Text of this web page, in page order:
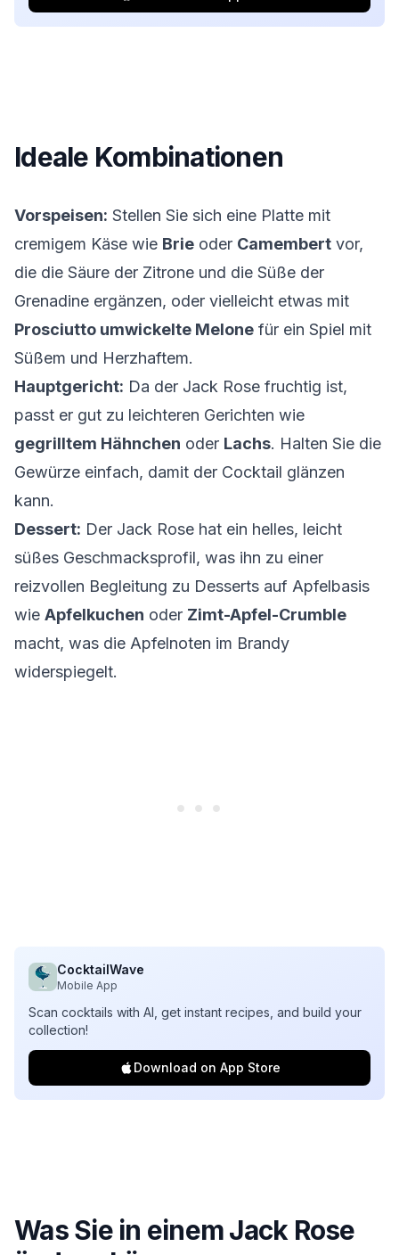
Ideale Kombinationen
Vorspeisen: Stellen Sie sich eine Platte mit
cremigem Käse wie Brie oder Camembert vor,
die die Säure der Zitrone und die Süße der
Grenadine ergänzen, oder vielleicht etwas mit
Prosciutto umwickelte Melone für ein Spiel mit
Süßem und Herzhaftem.
Hauptgericht: Da der Jack Rose fruchtig ist,
passt er gut zu leichteren Gerichten wie
gegrilltem Hähnchen oder Lachs. Halten Sie die
Gewürze einfach, damit der Cocktail glänzen
kann.
Dessert: Der Jack Rose hat ein helles, leicht
süßes Geschmacksprofil, was ihn zu einer
reizvollen Begleitung zu Desserts auf Apfelbasis
wie Apfelkuchen oder Zimt-Apfel-Crumble
macht, was die Apfelnoten im Brandy
widerspiegelt.
CocktailWave
Mobile App
Scan cocktails with AI, get instant recipes, and build your
collection!
Download on App Store
Was Sie in einemJack Rose